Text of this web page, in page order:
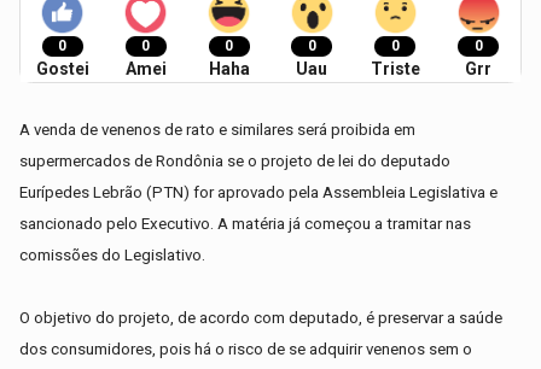
0
Gostei
0
Amei
0
Haha
0
Uau
0
Triste
0
Grr
A venda de venenos de rato e similares será proibida em
supermercados de Rondônia se o projeto de lei do deputado
Eurípedes Lebrão (PTN) for aprovado pela Assembleia Legislativa e
sancionado pelo Executivo. A matéria já começou a tramitar nas
comissões do Legislativo.
O objetivo do projeto, de acordo com deputado, é preservar a saúde
dos consumidores, pois há o risco de se adquirir venenos sem o